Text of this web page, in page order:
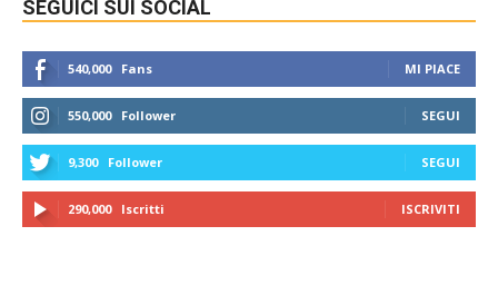
SEGUICI SUI SOCIAL
540,000 Fans MI PIACE
550,000 Follower SEGUI
9,300 Follower SEGUI
290,000 Iscritti ISCRIVITI